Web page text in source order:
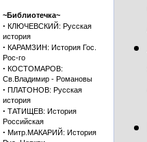
~Библиотечка~
· КЛЮЧЕВСКИЙ: Русская
история
· КАРАМЗИН: История Гос.
Рос-го
· КОСТОМАРОВ:
Св.Владимир - Романовы
· ПЛАТОНОВ: Русская
история
· ТАТИЩЕВ: История
Российская
· Митр.МАКАРИЙ: История